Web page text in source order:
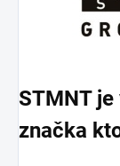
STMNT
značka